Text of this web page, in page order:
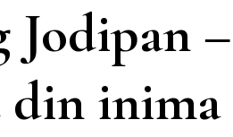
Jodipan
din